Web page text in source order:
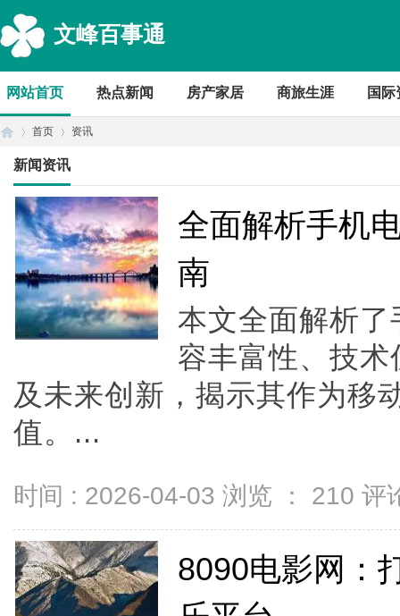
文峰百事通
网站首页 热点新闻 房产家居 商旅生涯 国际
›
首页
›
资讯
新闻资讯
全面解析手机
南
本文全面解析
容丰富性、技
及未来创新，揭示其作为移
值。...
时间 : 2026-04-03 浏览 ： 210 评
8090电影网：